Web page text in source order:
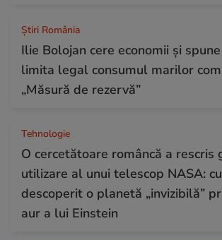
Știri România
Ilie Bolojan cere economii și
limita legal consumul marilor
„Măsură de rezervă”
Tehnologie
O cercetătoare româncă a rescris
utilizare al unui telescop NASA:
descoperit o planetă „invizibilă”
aur a lui Einstein